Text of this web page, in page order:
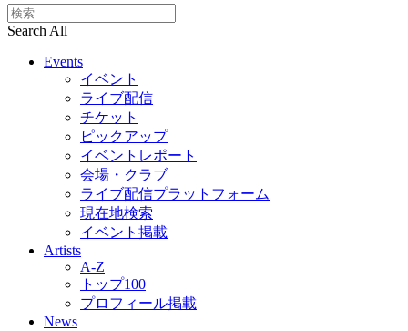
Search All
Events
イベント
ライブ配信
チケット
ピックアップ
イベントレポート
会場・クラブ
ライブ配信プラットフォーム
現在地検索
イベント掲載
Artists
A-Z
トップ100
プロフィール掲載
News